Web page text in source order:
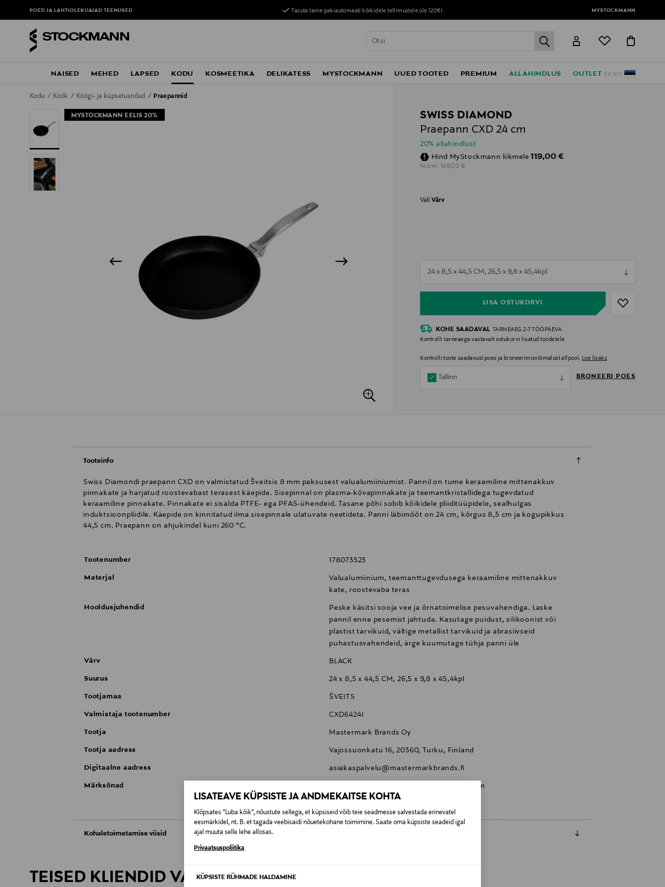
LISATEAVE KÜPSISTE JA ANDMEKAITSE KOHTA
Klõpsates "Luba kõik", nõustute sellega, et küpsiseid võib teie seadmesse salvestada erinevatel
eesmärkidel, nt. B. et tagada veebisaidi nõuetekohane toimimine. Saate oma küpsiste seadeid igal
ajal muuta selle lehe allosas.
Privaatsuspoliitika
KÜPSISTE RÜHMADE HALDAMINE
POED JA LAHTIOLEKUAJADTEENUSED Tasuta tarne pakiautomaati kõikidele tellimustele üle 120€! MYSTOCKMANN
label.header.go
EESTI
NAISED MEHED LAPSED KODU KOSMEETIKA DELIKATESS MYSTOCKMANN UUED TOOTED PREMIUM ALLAHINDLUS OUTLET
Kodu Köök Köögi- ja küpsetusnõud Praepannid
MYSTOCKMANN EELIS 20%
SWISS DIAMOND
Praepann CXD 24 cm
20% allahindlust
Hind MyStockmann liikmele Discounted Price
119,00 €
Norm. Original Price
149,00 €
ValiVärv
24 x 8,5 x 44,5 CM, 26,5 x 9,8 x 45,4kpl
LISA OSTUKORVI
null
KOHE SAADAVAL TARNEAEG 2-7 TÖÖPÄEVA
Kontrolli tarneaega vastavalt ostukorvi lisatud toodetele
Kontrolli toote saadavust poes ja broneerimisvõimalust allpool. Loe lisaks
Tallinn BRONEERI POES
Tooteinfo
Swiss Diamondi praepann CXD on valmistatud Šveitsis 8 mm paksusest valualumiiniumist. Pannil on tume keraamiline mittenakkuv
pinnakate ja harjatud roostevabast terasest käepide. Sisepinnal on plasma-kõvapinnakate ja teemantkristallidega tugevdatud
keraamiline pinnakate. Pinnakate ei sisalda PTFE- ega PFAS-ühendeid. Tasane põhi sobib kõikidele pliiditüüpidele, sealhulgas
induktsioonpliidile. Käepide on kinnitatud ilma sisepinnale ulatuvate neetideta. Panni läbimõõt on 24 cm, kõrgus 8,5 cm ja kogupikkus
44,5 cm. Praepann on ahjukindel kuni 260 °C.
Tootenumber 178073523
Materjal
Valualumiinium, teemanttugevdusega keraamiline mittenakkuv
kate, roostevaba teras
Hooldusjuhendid
Peske käsitsi sooja vee ja õrnatoimelise pesuvahendiga. Laske
pannil enne pesemist jahtuda. Kasutage puidust, silikoonist või
plastist tarvikuid, vältige metallist tarvikuid ja abrasiivseid
puhastusvahendeid, ärge kuumutage tühja panni üle
Värv BLACK
Suurus 24 x 8,5 x 44,5 CM, 26,5 x 9,8 x 45,4kpl
Tootjamaa ŠVEITS
Valmistaja tootenumber CXD6424I
Tootja Mastermark Brands Oy
Tootja aadress Vajossuonkatu 16, 20360, Turku, Finland
Digitaalne aadress asiakaspalvelu@mastermarkbrands.fi
Märksõnad swiss diamond, praepann, pann, köögipann
Kohaletoimetamise viisid
Tarnimine pakiautomaati või postkontorisse
TEISED KLIENDID VAATASID KA